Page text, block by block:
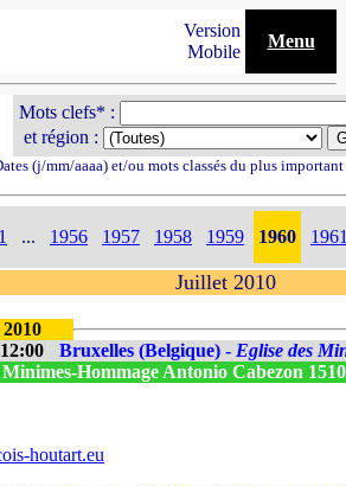
Version
Mobile
Menu
Mots clefs* :
et région :
(j/mm/aaaa) et/ou mots classés du plus
1 ... 1956 1957 1958 1959 1960
Juillet 2010
12:00
Bruxelles (Belgique) - Eglise des
Hommage Antonio Cabezon
houtart.eu